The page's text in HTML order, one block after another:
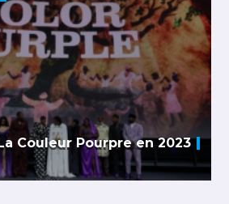
Couleur Pourpre en 2023